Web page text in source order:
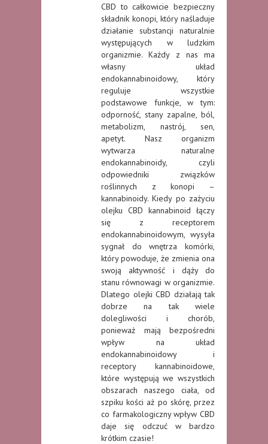
CBD to całkowicie bezpieczny
składnik konopi, który naśladuje
działanie substancji naturalnie
występujących w ludzkim
organizmie. Każdy z nas ma
własny układ
endokannabinoidowy, który
reguluje wszystkie
podstawowe funkcje, w tym:
odporność, stany zapalne, ból,
metabolizm, nastrój, sen,
apetyt. Nasz organizm
wytwarza naturalne
endokannabinoidy, czyli
odpowiedniki związków
roślinnych z konopi –
kannabinoidy. Kiedy po zażyciu
olejku CBD kannabinoid łączy
się z receptorem
endokannabinoidowym, wysyła
sygnał do wnętrza komórki,
który powoduje, że zmienia ona
swoją aktywność i dąży do
stanu równowagi w organizmie.
Dlatego olejki CBD działają tak
dobrze na tak wiele
dolegliwości i chorób,
ponieważ mają bezpośredni
wpływ na układ
endokannabinoidowy i
receptory kannabinoidowe,
które występują we wszystkich
obszarach naszego ciała, od
szpiku kości aż po skórę, przez
co farmakologiczny wpływ CBD
daje się odczuć w bardzo
krótkim czasie!